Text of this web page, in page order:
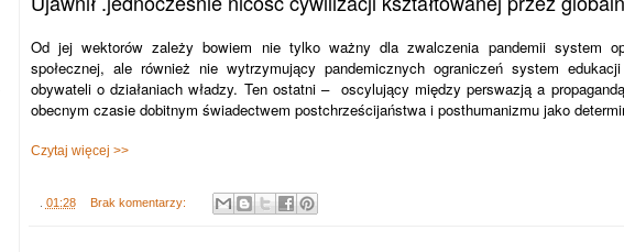
Od jej wektorów zależy bowiem nie tylko ważny dla zwalczenia pandemii system
społecznej, ale również nie wytrzymujący pandemicznych ograniczeń system
obywateli o działaniach władzy. Ten ostatni – oscylujący między perswazją a
obecnym czasie dobitnym świadectwem postchrześcijaństwa i posthumanizmu jako
Czytaj więcej >>
01:28 Brak komentarzy: